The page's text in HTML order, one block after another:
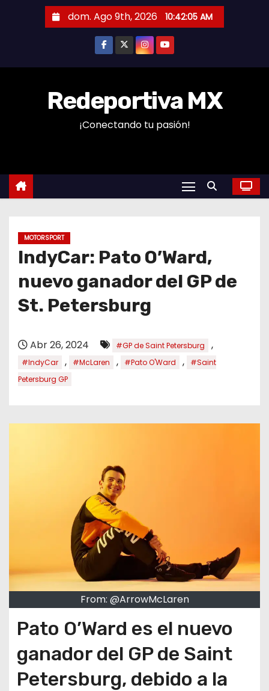
n
dom. Ago 9th, 2026 10:42:06 AM
Redeportiva MX
¡Conectando tu pasión!
MOTORSPORT
IndyCar: Pato O’Ward,
nuevo ganador del GP de
St. Petersburg
Abr 26, 2024 #GP de Saint Petersburg ,
#IndyCar , #McLaren , #Pato O'Ward ,
#Saint
Petersburg GP
From: @ArrowMcLaren
Pato O’Ward es el nuevo
ganador del GP de Saint
Petersburg, debido a la